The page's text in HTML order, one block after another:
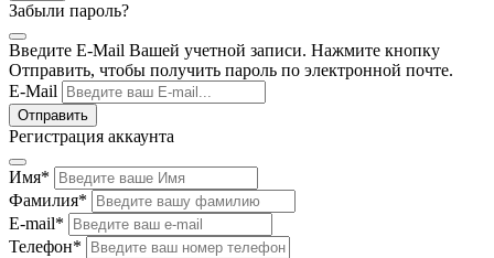
Забыли пароль?
Введите E-Mail Вашей учетной записи. Нажмите кнопку
Отправить, чтобы получить пароль по электронной почте.
E-Mail
Регистрация аккаунта
Имя*
Фамилия*
E-mail*
Телефон*